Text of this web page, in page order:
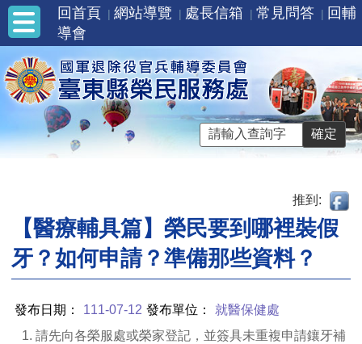
回首頁 網站導覽 處長信箱 常見問答
回輔
導會
推到:
【醫療輔具篇】榮民要到哪裡裝假
牙？如何申請？準備那些資料？
發布日期： 111-07-12 發布單位：
就醫保健處
請先向各榮服處或榮家登記， 並簽具未重複申請鑲牙補